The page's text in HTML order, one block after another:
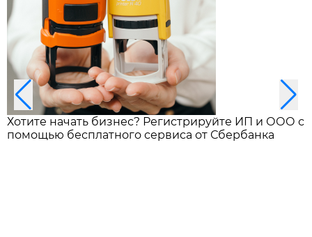
Хотите начать бизнес? Регистрируйте ИП и ООО с
помощью бесплатного сервиса от Сбербанка